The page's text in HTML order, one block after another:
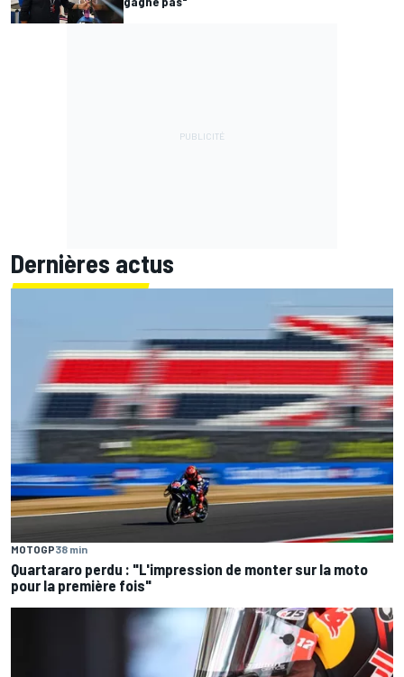
Dernières actus
MOTOGP38 min
Quartararo perdu : "L'impression de monter sur la moto
pour la première fois"